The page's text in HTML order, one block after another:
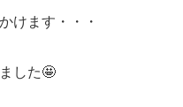
けます・・・
した🤩